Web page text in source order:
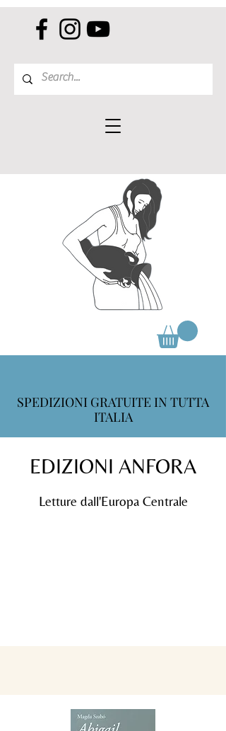
SPEDIZIONI GRATUITE IN TUTTA
ITALIA
EDIZIONI ANFORA
Letture dall'Europa Centrale